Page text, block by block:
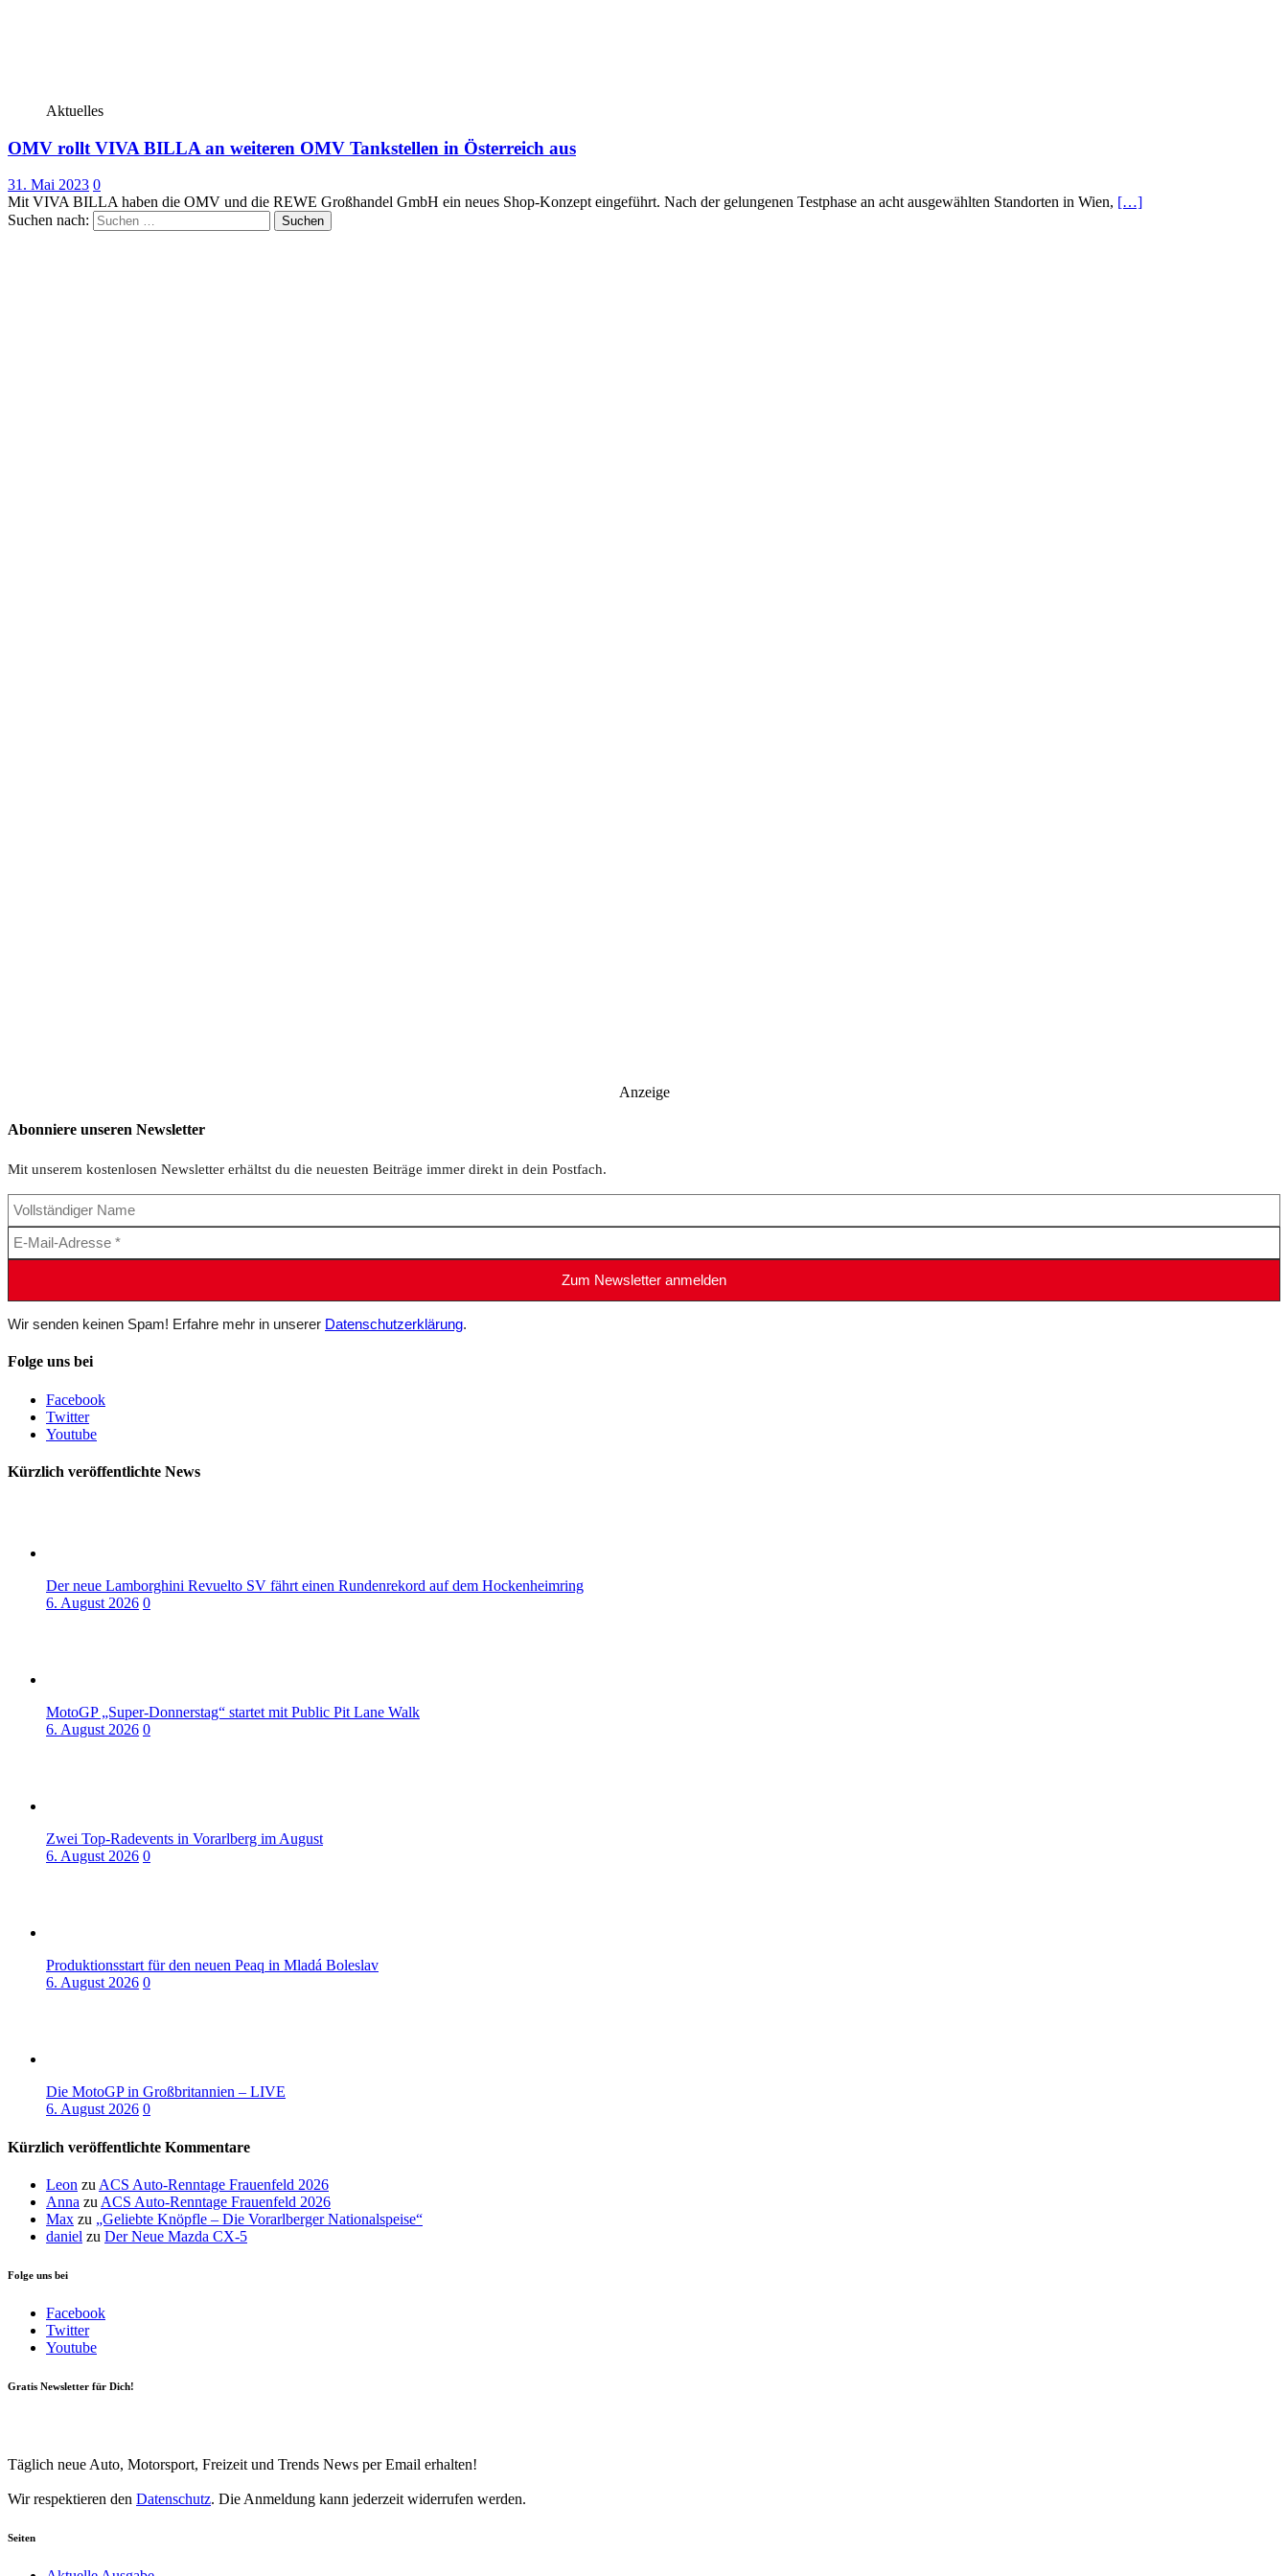
Aktuelles
OMV rollt VIVA BILLA an weiteren OMV Tankstellen in Österreich aus
31. Mai 2023 0
Mit VIVA BILLA haben die OMV und die REWE Großhandel GmbH ein neues Shop-Konzept eingeführt. Nach der gelungenen Testphase an acht ausgewählten Standorten in Wien, […]
Suchen nach:
Anzeige
Abonniere unseren Newsletter
Mit unserem kostenlosen Newsletter erhältst du die neuesten Beiträge immer direkt in dein Postfach.
Wir senden keinen Spam! Erfahre mehr in unserer Datenschutzerklärung.
Folge uns bei
Facebook
Twitter
Youtube
Kürzlich veröffentlichte News
Der neue Lamborghini Revuelto SV fährt einen Rundenrekord auf dem Hockenheimring
6. August 2026 0
MotoGP „Super-Donnerstag“ startet mit Public Pit Lane Walk
6. August 2026 0
Zwei Top-Radevents in Vorarlberg im August
6. August 2026 0
Produktionsstart für den neuen Peaq in Mladá Boleslav
6. August 2026 0
Die MotoGP in Großbritannien – LIVE
6. August 2026 0
Kürzlich veröffentlichte Kommentare
Leon zu ACS Auto-Renntage Frauenfeld 2026
Anna zu ACS Auto-Renntage Frauenfeld 2026
Max zu „Geliebte Knöpfle – Die Vorarlberger Nationalspeise“
daniel zu Der Neue Mazda CX-5
Folge uns bei
Facebook
Twitter
Youtube
Gratis Newsletter für Dich!
Täglich neue Auto, Motorsport, Freizeit und Trends News per Email erhalten!
Wir respektieren den Datenschutz. Die Anmeldung kann jederzeit widerrufen werden.
Seiten